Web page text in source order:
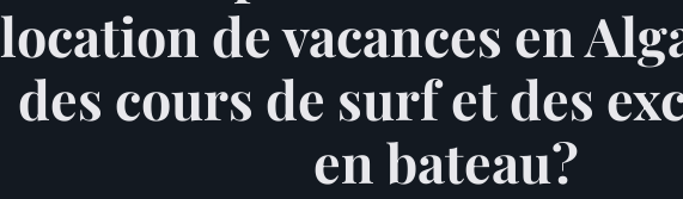
location de vacances en
des cours de surf et des
en bateau?